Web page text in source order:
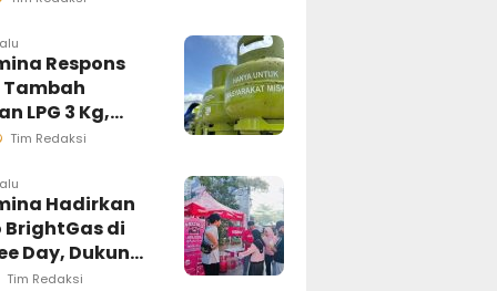
Respons
LPG 3 Kg,
Penyaluran di
Tim Redaksi
Hadirkan
BrightGas di
Day, Dukung
Tepat
Tim Redaksi